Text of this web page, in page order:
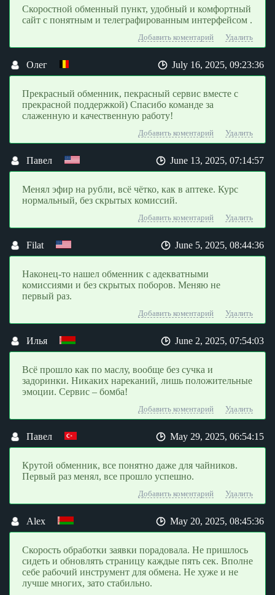
Скоростной обменный пункт, удобный и комфортный
сайт с понятным и телеграфированным интерфейсом .
Добавить коментарий Удалить
Олег July 16, 2025, 09:23:36
Прекрасный обменник, пекрасный сервис вместе с
прекрасной поддержкой) Спасибо команде за
слаженную и качественную работу!
Добавить коментарий Удалить
Павел June 13, 2025, 07:14:57
Менял эфир на рубли, всё чётко, как в аптеке. Курс
нормальный, без скрытых комиссий.
Добавить коментарий Удалить
Filat June 5, 2025, 08:44:36
Наконец-то нашел обменник с адекватными
комиссиями и без скрытых поборов. Меняю не
первый раз.
Добавить коментарий Удалить
Илья June 2, 2025, 07:54:03
Всё прошло как по маслу, вообще без сучка и
задоринки. Никаких нареканий, лишь положительные
эмоции. Сервис – бомба!
Добавить коментарий Удалить
Павел May 29, 2025, 06:54:15
Крутой обменник, все понятно даже для чайников.
Первый раз менял, все прошло успешно.
Добавить коментарий Удалить
Alex May 20, 2025, 08:45:36
Скорость обработки заявки порадовала. Не пришлось
сидеть и обновлять страницу каждые пять сек. Вполне
себе рабочий инструмент для обмена. Не хуже и не
лучше многих, зато стабильно.